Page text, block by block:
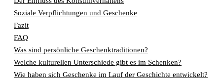
Soziale Verpflichtungen und Geschenke
Fazit
FAQ
Was sind persönliche Geschenktraditionen?
Welche kulturellen Unterschiede gibt es im Schenken?
Wie haben sich Geschenke im Lauf der Geschichte entwickelt?